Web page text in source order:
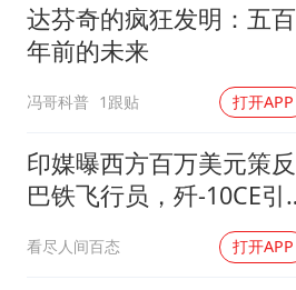
达芬奇的疯狂发明：五百
年前的未来
冯哥科普 1跟贴 打开APP
印媒曝西方百万美元策反
巴铁飞行员，歼-10CE引
看尽人间百态 打开APP